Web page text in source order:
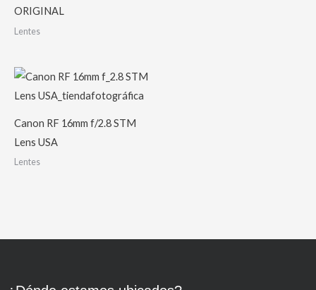
ORIGINAL
Lentes
Canon RF 16mm f/2.8 STM
Lens USA
Lentes